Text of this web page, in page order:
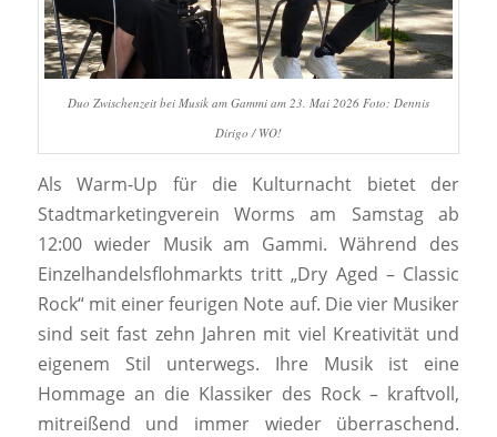
Duo Zwischenzeit bei Musik am Gammi am 23. Mai 2026 Foto: Dennis
Dirigo / WO!
Als Warm-Up für die Kulturnacht bietet der
Stadtmarketingverein Worms am Samstag ab
12:00 wieder Musik am Gammi. Während des
Einzelhandelsflohmarkts tritt „Dry Aged – Classic
Rock“ mit einer feurigen Note auf. Die vier Musiker
sind seit fast zehn Jahren mit viel Kreativität und
eigenem Stil unterwegs. Ihre Musik ist eine
Hommage an die Klassiker des Rock – kraftvoll,
mitreißend und immer wieder überraschend.